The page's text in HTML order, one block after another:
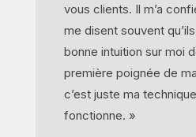
vous clients. Il m’a
me disent souvent
bonne intuition sur moi
première poignée de
c’est juste ma
fonctionne. »